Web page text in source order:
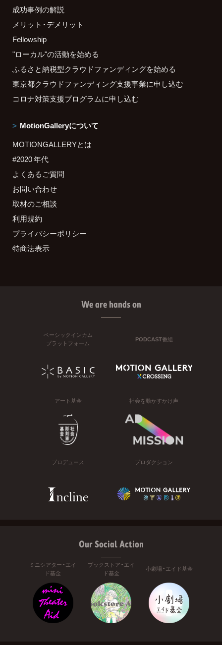
成功事例の解説
メリット・デメリット
Fellowship
"ローカル"の活動を始める
ふるさと納税型クラウドファンディングを始める
東京都クラウドファンディング支援事業に申し込む
コロナ対策支援プログラムに申し込む
MotionGalleryについて
MOTIONGALLERYとは
#2020 年代
よくあるご質問
お問い合わせ
取材のご相談
利用規約
プライバシーポリシー
特商法表示
We are hands on
ベーシックインカム
プラットフォーム
PODCAST番組
アート基金 社会を動かすかけ声
プロデュース プロダクション
Our Social Action
ミニシアター・エイ
ド基金
ブックストア・エイ
ド基金
小劇場・エイド基金